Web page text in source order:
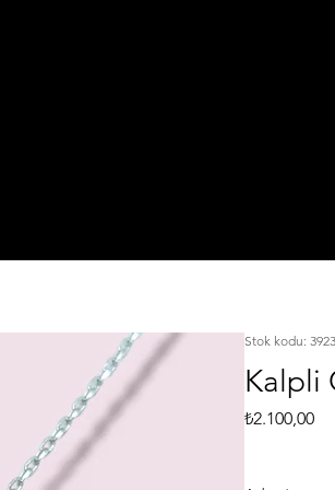
Stok kodu:
Kalpli
₺2.100,00